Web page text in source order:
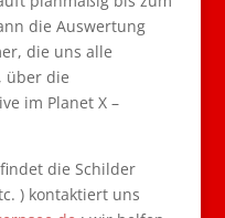
die Auswertung
die uns alle
über die
im Planet X –
die Schilder
) kontaktiert uns